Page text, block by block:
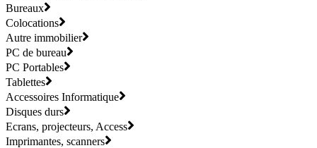
Bureaux
Colocations
Autre immobilier
PC de bureau
PC Portables
Tablettes
Accessoires Informatique
Disques durs
Ecrans, projecteurs, Access
Imprimantes, scanners